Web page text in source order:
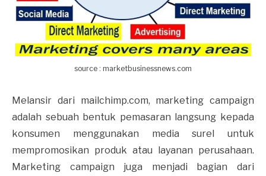
source : marketbusinessnews.com
Melansir dari mailchimp.com, marketing campaign
adalah sebuah bentuk pemasaran langsung kepada
konsumen menggunakan media surel untuk
mempromosikan produk atau layanan perusahaan.
Marketing campaign juga menjadi bagian dari